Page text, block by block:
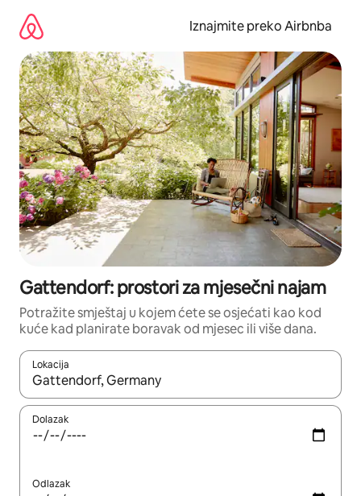
sadržaj
Iznajmite preko Airbnba
Gattendorf: prostori za mjesečni najam
Potražite smještaj u kojem ćete se osjećati kao kod
kuće kad planirate boravak od mjesec ili više dana.
Lokacija
Kada budu dostupni rezultati, moći ćete ih pregledati
Dolazak
Odlazak